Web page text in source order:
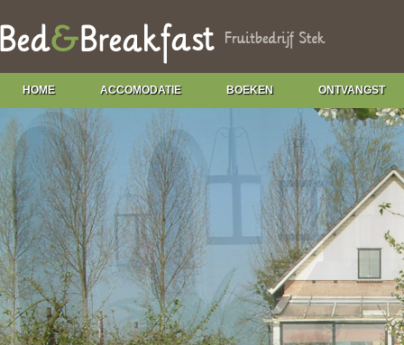
HOME ACCOMODATIE BOEKEN ONTVANGST